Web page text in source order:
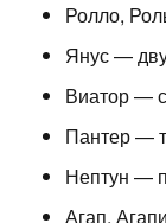
Ролло,
Янус —
Виатор —
Пантер —
Нептун —
Агап,